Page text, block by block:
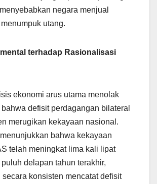
negara menjual
utang.
terhadap Rasionalisasi
ekonomi arus utama menolak
defisit perdagangan bilateral
merugikan kekayaan nasional.
bahwa kekayaan
telah meningkat lima kali lipat
delapan tahun terakhir,
secara konsisten mencatat defisit